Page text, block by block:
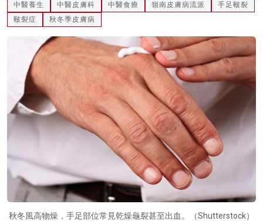
中醫養生 中醫皮膚科 中醫食療 嶺南皮膚病流派
手足皸裂
皸裂症
秋冬季皮膚病
秋冬風高物燥，手足部位常見乾燥龜裂甚至出血。（Shutterstock）